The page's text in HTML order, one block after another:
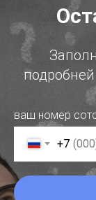
ваш номер
+7